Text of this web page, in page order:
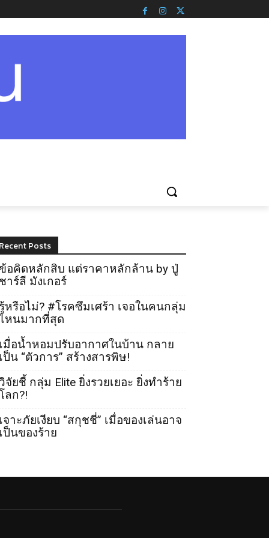
Posts
อคิดหลักสิบ แต่ราคาหลักล้าน by ปู่
าร์ลี มังเกอร์
หรือไม่? #โรคซึมเศร้า เจอในคนกลุ่ม
หนมากที่สุด
มื่อน้ำหอมปรับอากาศในบ้าน กลาย
ป็น “ตัวการ” สร้างสารพิษ!
จัยชี้ กลุ่ม Elite ยิ่งรวยเยอะ ยิ่งทำร้าย
ลก?!
จาะภัยเงียบ “สกุชชี่” เมื่อของเล่นอาจ
ป็นของร้าย